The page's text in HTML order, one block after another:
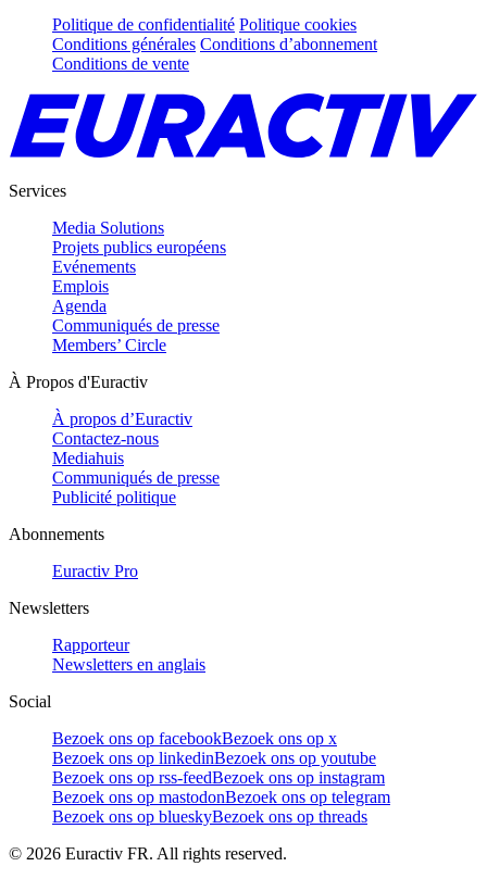
Politique de confidentialité Politique cookies
Conditions générales Conditions d’abonnement
Conditions de vente
Services
Media Solutions
Projets publics européens
Evénements
Emplois
Agenda
Communiqués de presse
Members’ Circle
À Propos d'Euractiv
À propos d’Euractiv
Contactez-nous
Mediahuis
Communiqués de presse
Publicité politique
Abonnements
Euractiv Pro
Newsletters
Rapporteur
Newsletters en anglais
Social
Bezoek ons op facebookBezoek ons op x
Bezoek ons op linkedinBezoek ons op youtube
Bezoek ons op rss-feedBezoek ons op instagram
Bezoek ons op mastodonBezoek ons op telegram
Bezoek ons op blueskyBezoek ons op threads
© 2026 Euractiv FR. All rights reserved.